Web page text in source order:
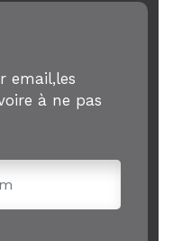
email,les
à ne pas